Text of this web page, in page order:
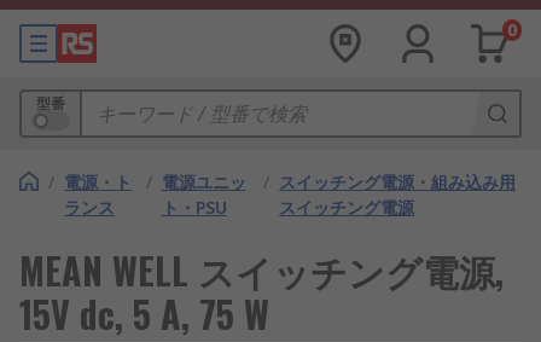
0
型番
/ 電源・ト
ランス
/ 電源ユニッ
ト・PSU
/ スイッチング電源・組み込み用
スイッチング電源
MEAN WELL スイッチング電源,
15V dc, 5 A, 75 W